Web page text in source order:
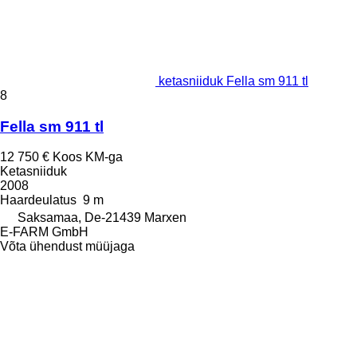
ketasniiduk Fella sm 911 tl
8
Fella sm 911 tl
12 750 € Koos KM-ga
Ketasniiduk
2008
Haardeulatus 9 m
Saksamaa, De-21439 Marxen
E-FARM GmbH
Võta ühendust müüjaga